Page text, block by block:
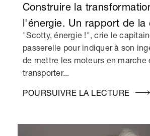
Construire la
l'énergie. Un rapport de la
"Scotty, énergie !", crie le
passerelle pour indiquer à son
de mettre les moteurs en marche
transporter...
POURSUIVRE LA LECTURE